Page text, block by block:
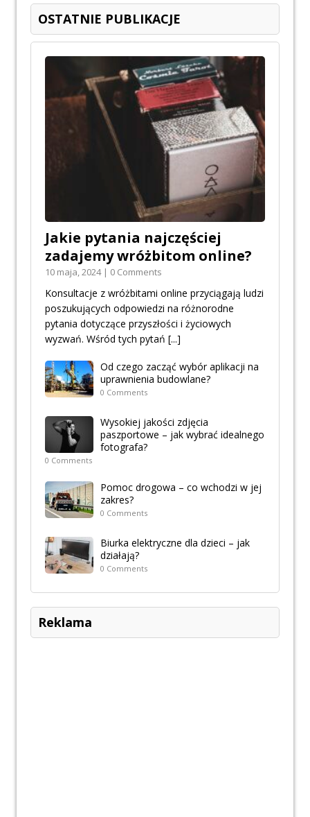
OSTATNIE PUBLIKACJE
Jakie pytania najczęściej
zadajemy wróżbitom online?
10 maja, 2024 | 0 Comments
Konsultacje z wróżbitami online przyciągają ludzi
poszukujących odpowiedzi na różnorodne
pytania dotyczące przyszłości i życiowych
wyzwań. Wśród tych pytań [...]
Od czego zacząć wybór aplikacji na
uprawnienia budowlane?
0 Comments
Wysokiej jakości zdjęcia
paszportowe – jak wybrać idealnego
fotografa?
0 Comments
Pomoc drogowa – co wchodzi w jej
zakres?
0 Comments
Biurka elektryczne dla dzieci – jak
działają?
0 Comments
Reklama